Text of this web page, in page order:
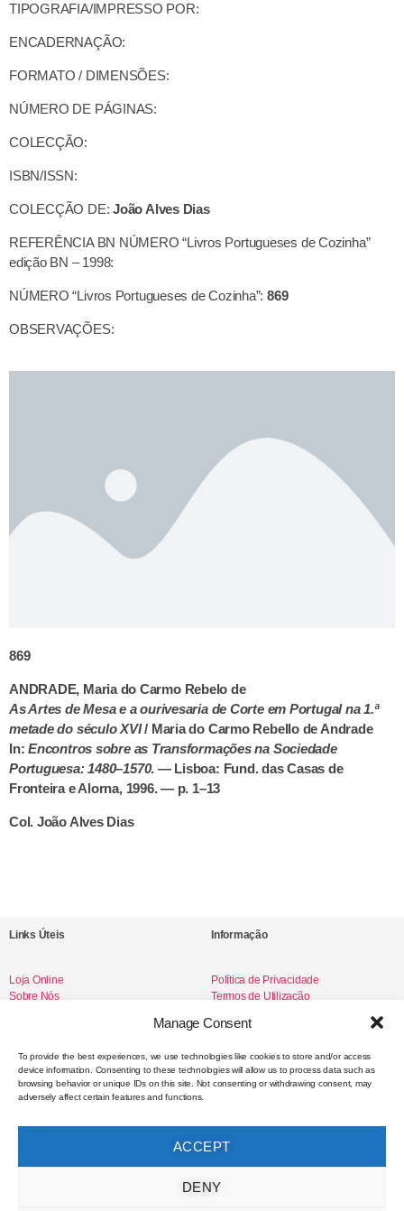
Manage Consent
To provide the best experiences, we use technologies like cookies to store and/or access
device information. Consenting to these technologies will allow us to process data such as
browsing behavior or unique IDs on this site. Not consenting or withdrawing consent, may
adversely affect certain features and functions.
ACCEPT
DENY
TIPOGRAFIA/IMPRESSO POR:
ENCADERNAÇÃO:
FORMATO / DIMENSÕES:
NÚMERO DE PÁGINAS:
COLECÇÃO:
ISBN/ISSN:
COLECÇÃO DE:João Alves Dias
REFERÊNCIA BN NÚMERO “Livros Portugueses de Cozinha”
edição BN – 1998:
NÚMERO “Livros Portugueses de Cozinha”: 869
OBSERVAÇÕES:
869
ANDRADE, Maria do Carmo Rebelo de
As Artes de Mesa e a ourivesaria de Corte em Portugal na 1.ª
metade do século XVI/ Maria do Carmo Rebello de Andrade
In:Encontros sobre as Transformações na Sociedade
Portuguesa: 1480–1570. — Lisboa: Fund. das Casas de
Fronteira e Alorna, 1996. — p. 1–13
Col. João Alves Dias
Links Úteis
Loja Online
Sobre Nós
Informação
Política de Privacidade
Termos de Utilização
Redes Sociais